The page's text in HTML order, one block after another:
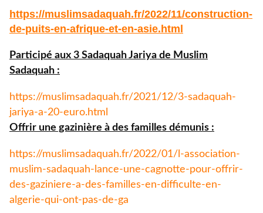
https://muslimsadaquah.fr/2022/11/construction-
de-puits-en-afrique-et-en-asie.html
Participé aux 3 Sadaquah Jariya de Muslim
Sadaquah :
https://muslimsadaquah.fr/2021/12/3-sadaquah-
jariya-a-20-euro.html
Offrir une gazinière à des familles démunis :
https://muslimsadaquah.fr/2022/01/l-association-
muslim-sadaquah-lance-une-cagnotte-pour-offrir-
des-gaziniere-a-des-familles-en-difficulte-en-
algerie-qui-ont-pas-de-ga